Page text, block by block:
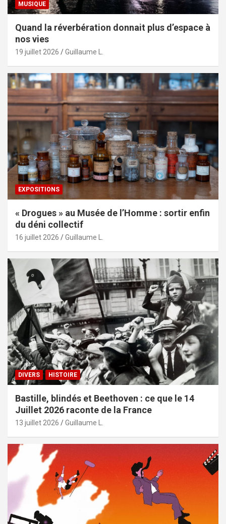
MUSIQUE
Quand la réverbération donnait plus d’espace à
nos vies
19 juillet 2026 Guillaume L.
EXPOSITIONS
« Drogues » au Musée de l’Homme : sortir enfin
du déni collectif
16 juillet 2026 Guillaume L.
DIVERS HISTOIRE
Bastille, blindés et Beethoven : ce que le 14
Juillet 2026 raconte de la France
13 juillet 2026 Guillaume L.